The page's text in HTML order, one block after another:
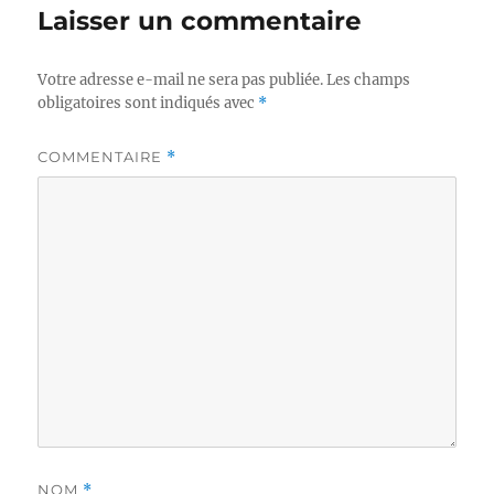
Laisser un commentaire
Votre adresse e-mail ne sera pas publiée. Les champs
obligatoires sont indiqués avec *
COMMENTAIRE *
NOM